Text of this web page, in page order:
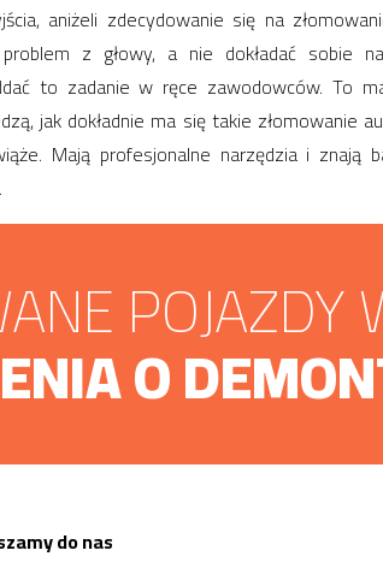
aniżeli zdecydowanie się na
z głowy, a nie dokładać sobie
to zadanie w ręce zawodowców. To
jak dokładnie ma się takie złomowanie
Mają profesjonalne narzędzia i znają
POJAZDY
O
do nas